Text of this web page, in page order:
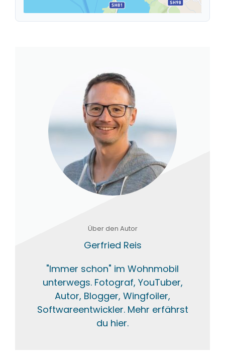
Über den Autor
Gerfried Reis
"Immer schon" im Wohnmobil
unterwegs. Fotograf, YouTuber,
Autor, Blogger, Wingfoiler,
Softwareentwickler. Mehr erfährst
du hier.